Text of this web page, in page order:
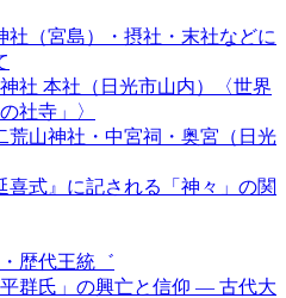
社（宮島）・摂社・末社などに
社 本社（日光市山内）〈世界
社寺」〉
荒山神社・中宮祠・奥宮（日光
喜式』に記される「神々」の関
歴代王統゛
群氏」の興亡と信仰 ― 古代大